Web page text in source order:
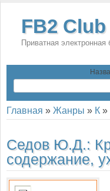
FB2 Club
Приватная электронная
Главная » Жанры » К »
Седов Ю.Д.:
содержание,